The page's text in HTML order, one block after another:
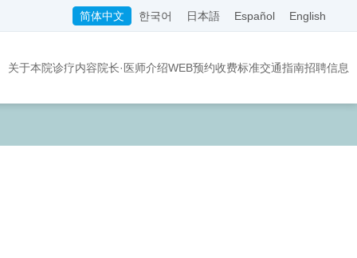
简体中文 한국어 日本語 Español English
关于本院诊疗内容院长·医师介绍WEB预约收费标准交通指南招聘信息